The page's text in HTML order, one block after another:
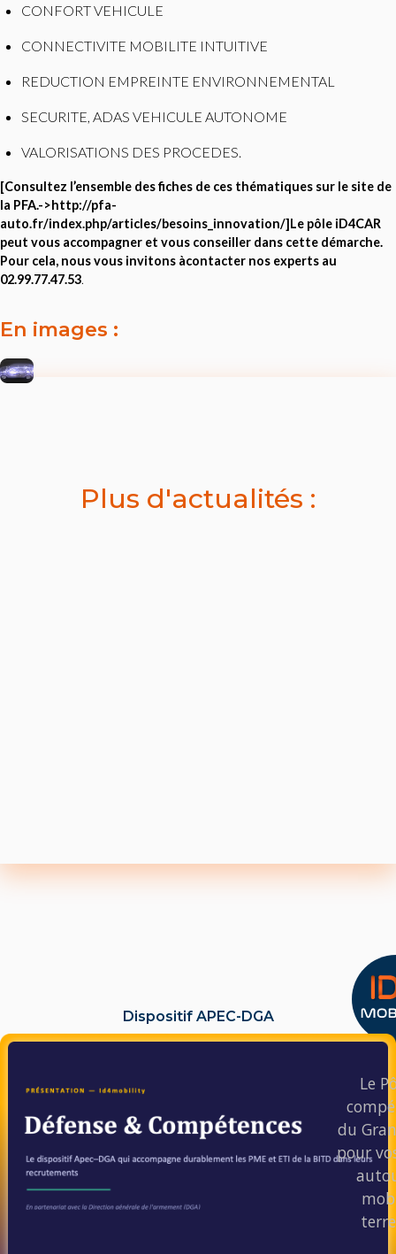
CONFORT VEHICULE
CONNECTIVITE MOBILITE INTUITIVE
REDUCTION EMPREINTE ENVIRONNEMENTAL
SECURITE, ADAS VEHICULE AUTONOME
VALORISATIONS DES PROCEDES.
[Consultez l’ensemble des fiches de ces thématiques sur le site de
la PFA.->http://pfa-
auto.fr/index.php/articles/besoins_innovation/]Le pôle iD4CAR
peut vous accompagner et vous conseiller dans cette démarche.
Pour cela, nous vous invitons àcontacter nos experts au
02.99.77.47.53.
En images :
Plus d'actualités :
Dispositif APEC-DGA
Le
du
pour